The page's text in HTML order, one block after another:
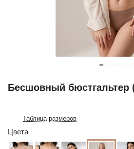
Бесшовный бюстгальтер
Таблица размеров
Цвета